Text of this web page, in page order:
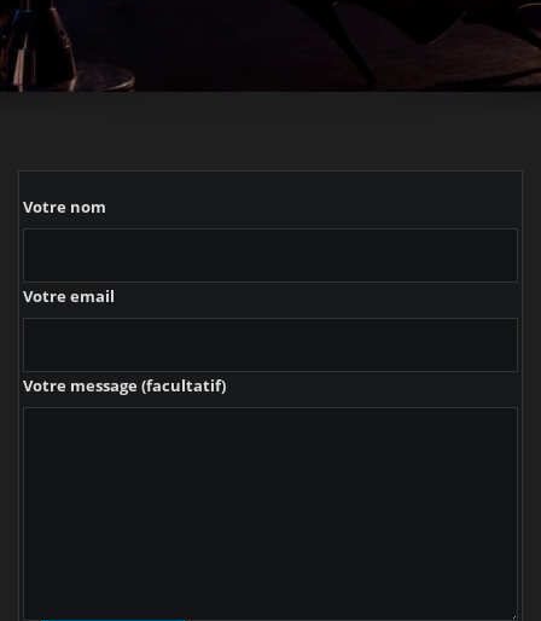
Votre nom
Votre email
Votre message (facultatif)